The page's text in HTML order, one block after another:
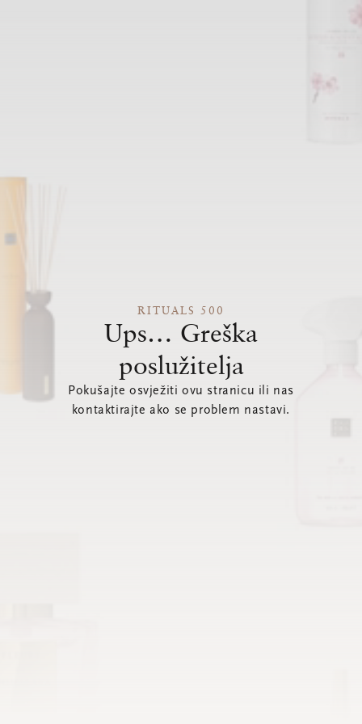
RITUALS 500
Ups… Greška
poslužitelja
Pokušajte osvježiti ovu stranicu ili nas
kontaktirajte ako se problem nastavi.